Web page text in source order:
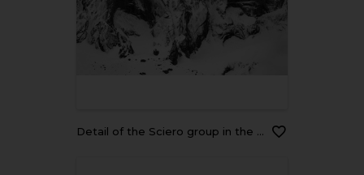
Detail of the Sciero group in the Rhaetian Alps in Switzerland. Black and white fine art mountain winter